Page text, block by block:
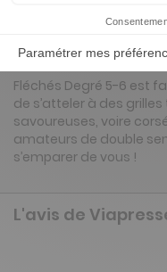
Présentation du
Fléchés Degré 5-6 est
de s’atteler à des
savoureuses, voire
amateurs de double
s’emparer de vous !
L'avis de